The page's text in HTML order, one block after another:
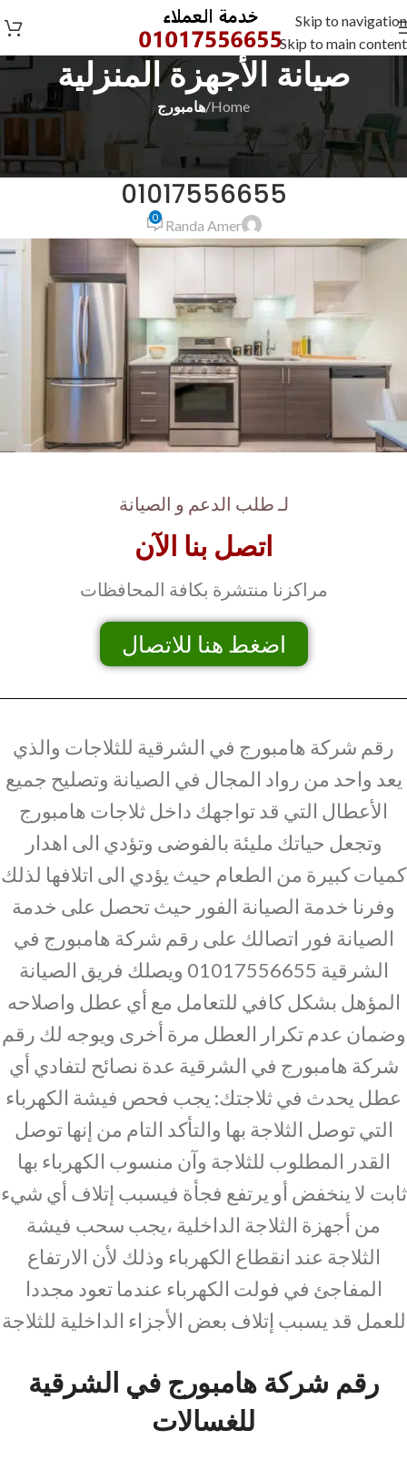
Skip to navigation
Skip to main content
صيانة الأجهزة المنزلية
Home
/هامبورج
هامبورج
رقم شركة هامبورج في الشرقية
01017556655
Randa Amer
0
لـ طلب الدعم و الصيانة
اتصل بنا الآن
مراكزنا منتشرة بكافة المحافظات
اضغط هنا للاتصال
رقم شركة هامبورج في الشرقية للثلاجات والذي
يعد واحد من رواد المجال في الصيانة وتصليح جميع
الأعطال التي قد تواجهك داخل ثلاجات هامبورج
وتجعل حياتك مليئة بالفوضى وتؤدي الى اهدار
كميات كبيرة من الطعام حيث يؤدي الى اتلافها لذلك
وفرنا خدمة الصيانة الفور حيث تحصل على خدمة
الصيانة فور اتصالك على رقم شركة هامبورج في
الشرقية 01017556655 ويصلك فريق الصيانة
المؤهل بشكل كافي للتعامل مع أي عطل واصلاحه
وضمان عدم تكرار العطل مرة أخرى ويوجه لك رقم
شركة هامبورج في الشرقية عدة نصائح لتفادي أي
عطل يحدث في ثلاجتك: يجب فحص فيشة الكهرباء
التي توصل الثلاجة بها والتأكد التام من إنها توصل
القدر المطلوب للثلاجة وآن منسوب الكهرباء بها
ثابت لا ينخفض أو يرتفع فجأة فيسبب إتلاف أي شيء
من أجهزة الثلاجة الداخلية ،يجب سحب فيشة
الثلاجة عند انقطاع الكهرباء وذلك لأن الارتفاع
المفاجئ في فولت الكهرباء عندما تعود مجددا
للعمل قد يسبب إتلاف بعض الأجزاء الداخلية للثلاجة
رقم شركة هامبورج في الشرقية
للغسالات